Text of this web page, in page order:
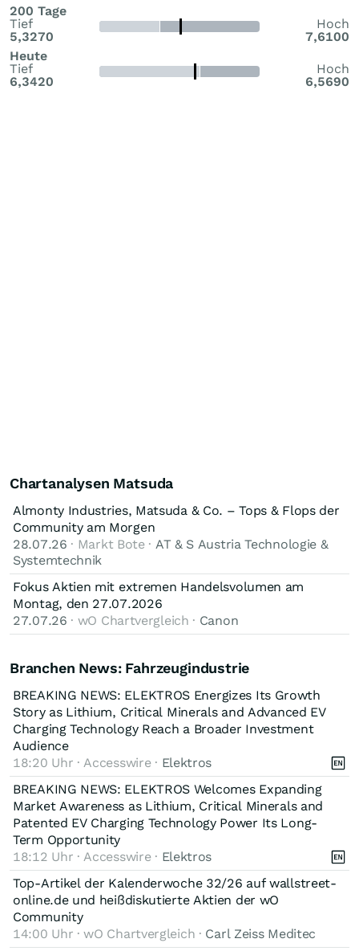
200 Tage
Tief
5,3270
Hoch
7,6100
Heute
Tief
6,3420
Hoch
6,5690
Chartanalysen Matsuda
Almonty Industries, Matsuda & Co. – Tops & Flops der
Community am Morgen
28.07.26 · Markt Bote · AT & S Austria Technologie &
Systemtechnik
Fokus Aktien mit extremen Handelsvolumen am
Montag, den 27.07.2026
27.07.26 · wO Chartvergleich · Canon
Branchen News: Fahrzeugindustrie
BREAKING NEWS: ELEKTROS Energizes Its Growth
Story as Lithium, Critical Minerals and Advanced EV
Charging Technology Reach a Broader Investment
Audience
18:20 Uhr · Accesswire · Elektros
BREAKING NEWS: ELEKTROS Welcomes Expanding
Market Awareness as Lithium, Critical Minerals and
Patented EV Charging Technology Power Its Long-
Term Opportunity
18:12 Uhr · Accesswire · Elektros
Top-Artikel der Kalenderwoche 32/26 auf wallstreet-
online.de und heißdiskutierte Aktien der wO
Community
14:00 Uhr · wO Chartvergleich · Carl Zeiss Meditec